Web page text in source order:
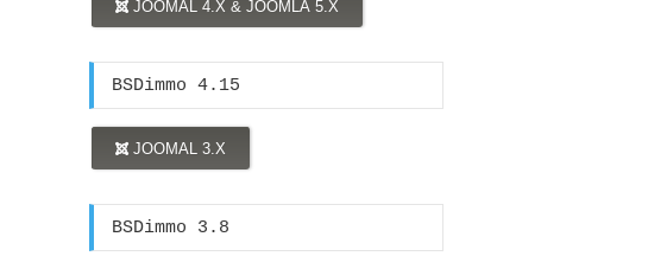
JOOMAL 4.X & JOOMLA 5.X
BSDimmo 4.15
JOOMAL 3.X
BSDimmo 3.8